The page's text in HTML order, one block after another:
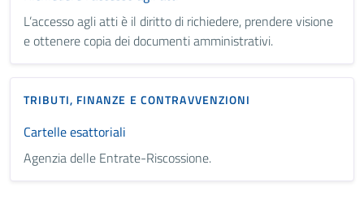
L’accesso agli atti è il diritto di richiedere, prendere visione
e ottenere copia dei documenti amministrativi.
TRIBUTI, FINANZE E CONTRAVVENZIONI
Cartelle esattoriali
Agenzia delle Entrate-Riscossione.